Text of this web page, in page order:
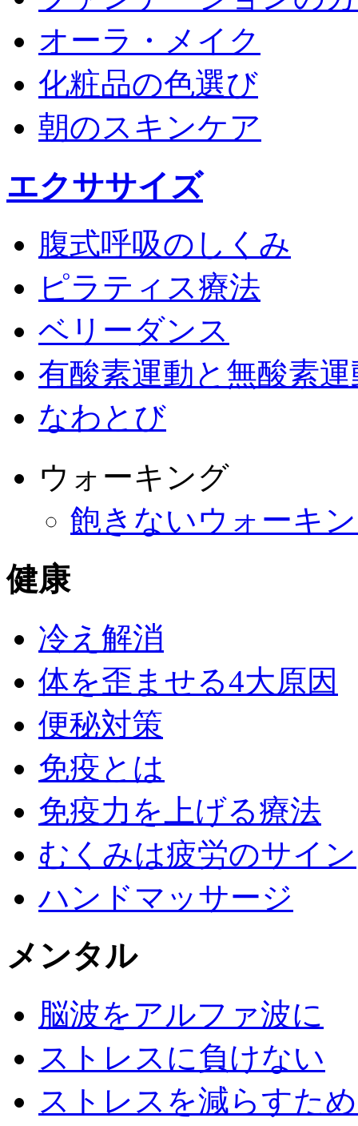
オーラ・メイク
化粧品の色選び
朝のスキンケア
エクササイズ
腹式呼吸のしくみ
ピラティス療法
ベリーダンス
有酸素運動と無酸素運
なわとび
ウォーキング
飽きないウォーキ
健康
冷え解消
体を歪ませる4大原因
便秘対策
免疫とは
免疫力を上げる療法
むくみは疲労のサイン
ハンドマッサージ
メンタル
脳波をアルファ波に
ストレスに負けない
ストレスを減らすた